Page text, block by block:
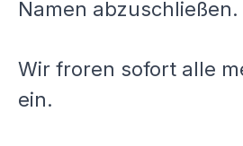
Namen abzuschließen.
Wir froren sofort alle
ein.